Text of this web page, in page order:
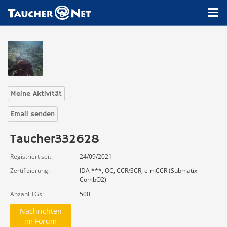
Meine Aktivität
Email senden
Taucher332628
Registriert seit
24/09/2021
Zertifizierung
IDA ***, OC, CCR/SCR, e-mCCR (Submatix
CombO2)
Anzahl TGs
500
Nachrichten
im Forum